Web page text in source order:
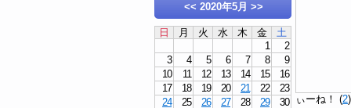
<< 2020年5月 >>
日 月 火 水 木 金
土
1
2
3
4 5 6 7 8
9
10
11 12 13 14 15
16
17
18 19 20 21 22
23
24
25 26 27 28 29
30
ぃーね！ (2)